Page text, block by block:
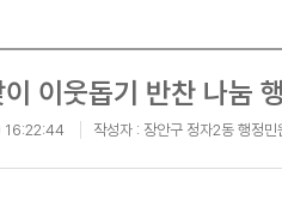
이웃돕기 반찬 나눔
작성자 : 장안구 정자2동 행정민